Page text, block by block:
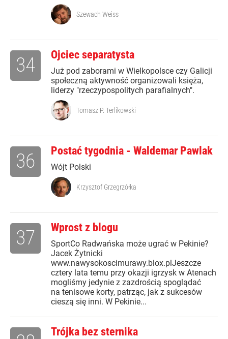
Szewach Weiss
Ojciec separatysta
Już pod zaborami w Wielkopolsce czy Galicji
społeczną aktywność organizowali księża,
liderzy "rzeczypospolitych parafialnych".
34
Tomasz P. Terlikowski
Postać tygodnia - Waldemar Pawlak
Wójt Polski
36
Krzysztof Grzegrzółka
Wprost z blogu
SportCo Radwańska może ugrać w Pekinie?
Jacek Żytnicki
www.nawysokoscimurawy.blox.plJeszcze
cztery lata temu przy okazji igrzysk w Atenach
mogliśmy jedynie z zazdrością spoglądać
na tenisowe korty, patrząc, jak z sukcesów
cieszą się inni. W Pekinie...
37
Trójka bez sternika